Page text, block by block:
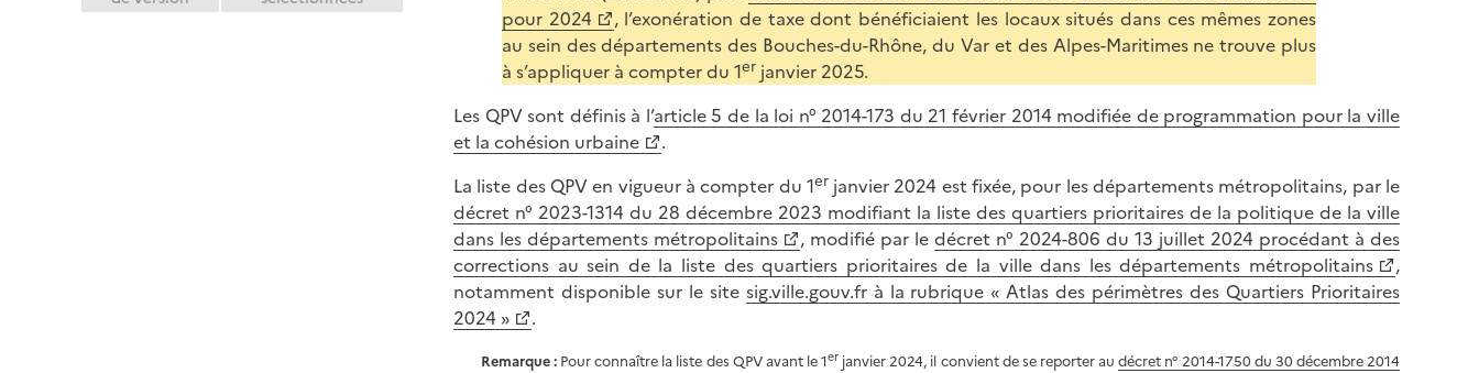
pour 2024
, l’exonération de taxe dont bénéficiaient les locaux situés dans ces mêmes zones
au sein des départements des Bouches-du-Rhône, du Var et des Alpes-Maritimes ne trouve plus
à s’appliquer à compter du 1erjanvier 2025.
Les QPV sont définis à l’article 5 de la loi n° 2014-173 du 21 février 2014 modifiée de programmation pour la ville
et la cohésion urbaine
.
La liste des QPV en vigueur à compter du 1erjanvier 2024 est fixée, pour les départements métropolitains, par le
décret n° 2023-1314 du 28 décembre 2023 modifiant la liste des quartiers prioritaires de la politique de la ville
dans les départements métropolitains
, modifié par le décret n° 2024-806 du 13 juillet 2024 procédant à des
corrections au sein de la liste des quartiers prioritaires de la ville dans les départements métropolitains
,
notamment disponible sur le site sig.ville.gouv.fr à la rubrique « Atlas des périmètres des Quartiers Prioritaires
2024 »
.
Remarque :Pour connaître la liste des QPV avant le 1er janvier 2024, il convient de se reporter audécret n° 2014-1750 du 30 décembre 2014